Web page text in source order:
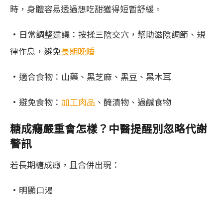
時，身體容易透過想吃甜獲得短暫舒緩。
•日常調整建議：按揉三陰交穴，幫助滋陰調節、規
律作息，避免長期晚睡
•適合食物：山藥、黑芝麻、黑豆、黑木耳
•避免食物： 加工肉品 、醃漬物、過鹹食物
糖成癮嚴重會怎樣？中醫提醒別忽略代謝
警訊
若長期糖成癮，且合併出現：
•明顯口渴